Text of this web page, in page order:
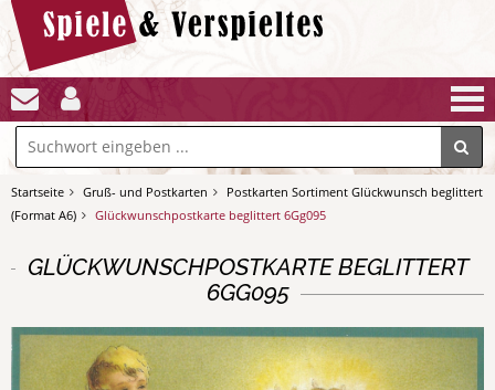
Startseite Gruß- und Postkarten
Postkarten Sortiment Glückwunsch beglittert
(Format A6)
Glückwunschpostkarte beglittert 6Gg095
GLÜCKWUNSCHPOSTKARTE BEGLITTERT
6GG095